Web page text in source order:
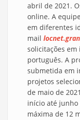
abril de 2021.
online. A
em diferentes
mail
solicitações em
português. A
submetida em
projetos
de maio de
início até junho
máxima de 12